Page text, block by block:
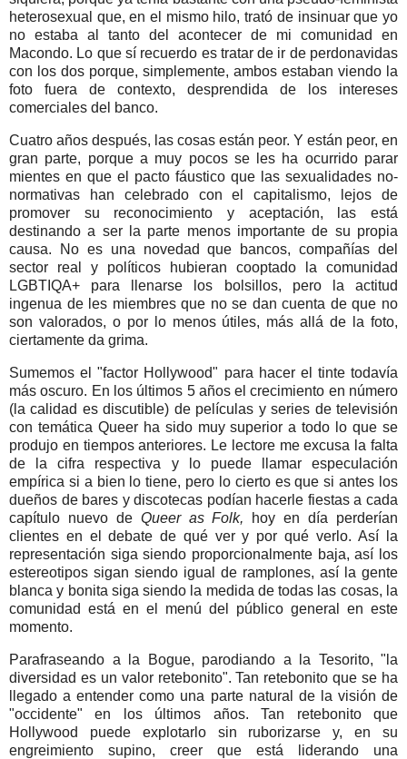
heterosexual que, en el mismo hilo, trató de insinuar que yo
no estaba al tanto del acontecer de mi comunidad en
Macondo. Lo que sí recuerdo es tratar de ir de perdonavidas
con los dos porque, simplemente, ambos estaban viendo la
foto fuera de contexto, desprendida de los intereses
comerciales del banco.
Cuatro años después, las cosas están peor. Y están peor, en
gran parte, porque a muy pocos se les ha ocurrido parar
mientes en que el pacto fáustico que las sexualidades no-
normativas han celebrado con el capitalismo, lejos de
promover su reconocimiento y aceptación, las está
destinando a ser la parte menos importante de su propia
causa. No es una novedad que bancos, compañías del
sector real y políticos hubieran cooptado la comunidad
LGBTIQA+ para llenarse los bolsillos, pero la actitud
ingenua de les miembres que no se dan cuenta de que no
son valorados, o por lo menos útiles, más allá de la foto,
ciertamente da grima.
Sumemos el "factor Hollywood" para hacer el tinte todavía
más oscuro. En los últimos 5 años el crecimiento en número
(la calidad es discutible) de películas y series de televisión
con temática Queer ha sido muy superior a todo lo que se
produjo en tiempos anteriores. Le lectore me excusa la falta
de la cifra respectiva y lo puede llamar especulación
empírica si a bien lo tiene, pero lo cierto es que si antes los
dueños de bares y discotecas podían hacerle fiestas a cada
capítulo nuevo de Queer as Folk, hoy en día perderían
clientes en el debate de qué ver y por qué verlo. Así la
representación siga siendo proporcionalmente baja, así los
estereotipos sigan siendo igual de ramplones, así la gente
blanca y bonita siga siendo la medida de todas las cosas, la
comunidad está en el menú del público general en este
momento.
Parafraseando a la Bogue, parodiando a la Tesorito, "la
diversidad es un valor retebonito". Tan retebonito que se ha
llegado a entender como una parte natural de la visión de
"occidente" en los últimos años. Tan retebonito que
Hollywood puede explotarlo sin ruborizarse y, en su
engreimiento supino, creer que está liderando una